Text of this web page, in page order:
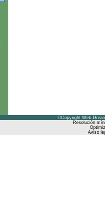
©Copyright Web
Resolución
Aviso